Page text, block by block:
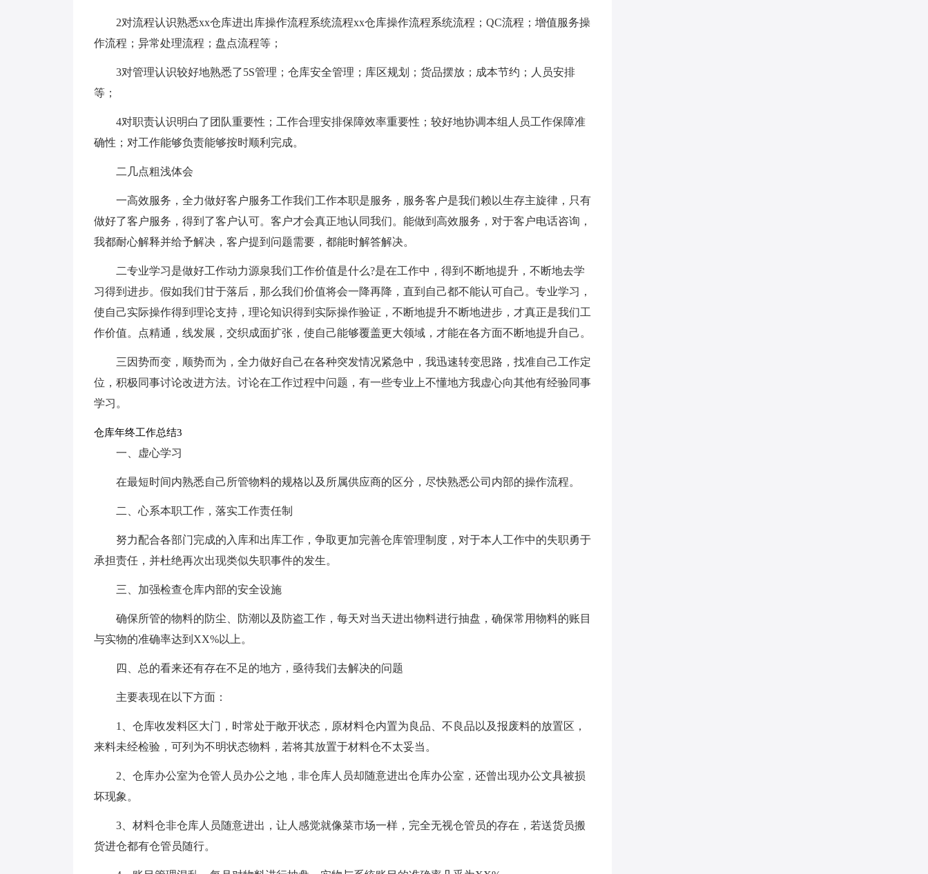
2对流程认识熟悉xx仓库进出库操作流程系统流程xx仓库操作流程系统流程；QC流程；增值服务操
作流程；异常处理流程；盘点流程等；
3对管理认识较好地熟悉了5S管理；仓库安全管理；库区规划；货品摆放；成本节约；人员安排
等；
4对职责认识明白了团队重要性；工作合理安排保障效率重要性；较好地协调本组人员工作保障准
确性；对工作能够负责能够按时顺利完成。
二几点粗浅体会
一高效服务，全力做好客户服务工作我们工作本职是服务，服务客户是我们赖以生存主旋律，只有
做好了客户服务，得到了客户认可。客户才会真正地认同我们。能做到高效服务，对于客户电话咨询，
我都耐心解释并给予解决，客户提到问题需要，都能时解答解决。
二专业学习是做好工作动力源泉我们工作价值是什么?是在工作中，得到不断地提升，不断地去学
习得到进步。假如我们甘于落后，那么我们价值将会一降再降，直到自己都不能认可自己。专业学习，
使自己实际操作得到理论支持，理论知识得到实际操作验证，不断地提升不断地进步，才真正是我们工
作价值。点精通，线发展，交织成面扩张，使自己能够覆盖更大领域，才能在各方面不断地提升自己。
三因势而变，顺势而为，全力做好自己在各种突发情况紧急中，我迅速转变思路，找准自己工作定
位，积极同事讨论改进方法。讨论在工作过程中问题，有一些专业上不懂地方我虚心向其他有经验同事
学习。
仓库年终工作总结3
一、虚心学习
在最短时间内熟悉自己所管物料的规格以及所属供应商的区分，尽快熟悉公司内部的操作流程。
二、心系本职工作，落实工作责任制
努力配合各部门完成的入库和出库工作，争取更加完善仓库管理制度，对于本人工作中的失职勇于
承担责任，并杜绝再次出现类似失职事件的发生。
三、加强检查仓库内部的安全设施
确保所管的物料的防尘、防潮以及防盗工作，每天对当天进出物料进行抽盘，确保常用物料的账目
与实物的准确率达到XX%以上。
四、总的看来还有存在不足的地方，亟待我们去解决的问题
主要表现在以下方面：
1、仓库收发料区大门，时常处于敞开状态，原材料仓内置为良品、不良品以及报废料的放置区，
来料未经检验，可列为不明状态物料，若将其放置于材料仓不太妥当。
2、仓库办公室为仓管人员办公之地，非仓库人员却随意进出仓库办公室，还曾出现办公文具被损
坏现象。
3、材料仓非仓库人员随意进出，让人感觉就像菜市场一样，完全无视仓管员的存在，若送货员搬
货进仓都有仓管员随行。